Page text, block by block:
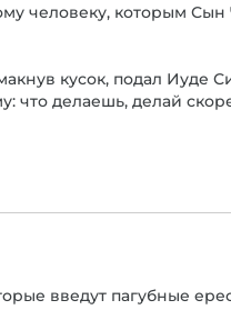
человеку, которым
кусок, подал Иуде
что делаешь, делай
введут пагубные